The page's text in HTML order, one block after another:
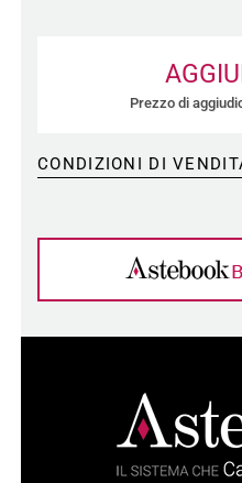
Prezzo di
CONDIZIONI DI